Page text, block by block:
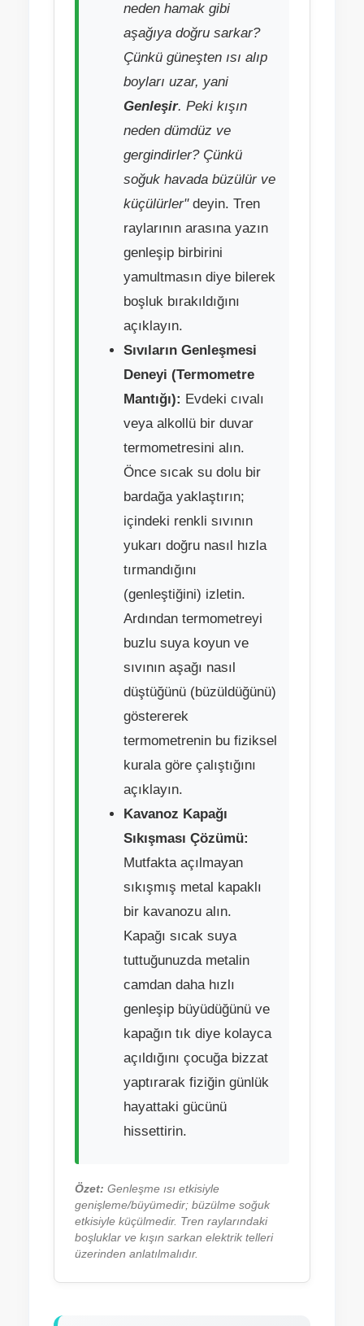
neden hamak gibi
aşağıya doğru sarkar?
Çünkü güneşten ısı alıp
boyları uzar, yani
Genleşir. Peki kışın
neden dümdüz ve
gergindirler? Çünkü
soğuk havada büzülür ve
küçülürler"deyin. Tren
raylarının arasına yazın
genleşip birbirini
yamultmasın diye bilerek
boşluk bırakıldığını
açıklayın.
Sıvıların Genleşmesi
Deneyi (Termometre
Mantığı): Evdeki cıvalı
veya alkollü bir duvar
termometresini alın.
Önce sıcak su dolu bir
bardağa yaklaştırın;
içindeki renkli sıvının
yukarı doğru nasıl hızla
tırmandığını
(genleştiğini) izletin.
Ardından termometreyi
buzlu suya koyun ve
sıvının aşağı nasıl
düştüğünü (büzüldüğünü)
göstererek
termometrenin bu fiziksel
kurala göre çalıştığını
açıklayın.
Kavanoz Kapağı
Sıkışması Çözümü:
Mutfakta açılmayan
sıkışmış metal kapaklı
bir kavanozu alın.
Kapağı sıcak suya
tuttuğunuzda metalin
camdan daha hızlı
genleşip büyüdüğünü ve
kapağın tık diye kolayca
açıldığını çocuğa bizzat
yaptırarak fiziğin günlük
hayattaki gücünü
hissettirin.
Özet: Genleşme ısı etkisiyle
genişleme/büyümedir; büzülme soğuk
etkisiyle küçülmedir. Tren raylarındaki
boşluklar ve kışın sarkan elektrik telleri
üzerinden anlatılmalıdır.